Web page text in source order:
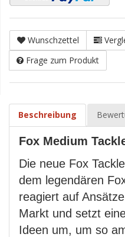
Wunschzettel
Frage zum Produkt
Beschreibung
Fox Medium
Die neue Fox
dem legendären
reagiert auf
Markt und setzt
Ideen um, um so